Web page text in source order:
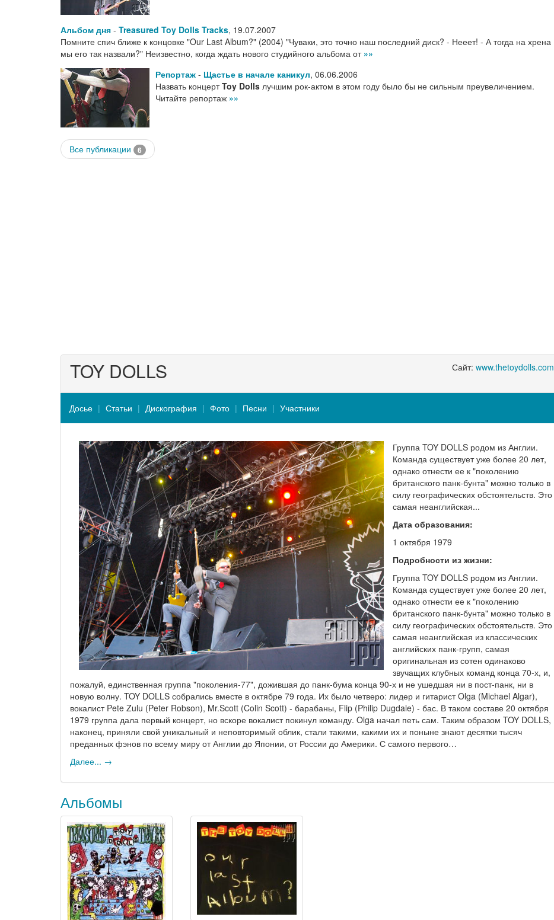
Альбом дня - Treasured Toy Dolls Tracks, 19.07.2007
Помните спич ближе к концовке "Our Last Album?" (2004) "Чуваки, это точно наш последний диск? - Нееет! - А тогда на хрена
мы его так назвали?" Неизвестно, когда ждать нового студийного альбома от »»
Репортаж - Щастье в начале каникул, 06.06.2006
Назвать концертToy Dolls лучшим рок-актом в этом году было бы не сильным преувеличением.
Читайте репортаж »»
Все публикации 6
Сайт: www.thetoydolls.com
TOY DOLLS
Досье Статьи Дискография Фото Песни Участники
Группа TOY DOLLS родом из Англии.
Команда существует уже более 20 лет,
однако отнести ее к "поколению
британского панк-бунта" можно только в
силу географических обстоятельств. Это
самая неанглийская...
Дата образования:
1 октября 1979
Подробности из жизни:
Группа TOY DOLLS родом из Англии.
Команда существует уже более 20 лет,
однако отнести ее к "поколению
британского панк-бунта" можно только в
силу географических обстоятельств. Это
самая неанглийская из классических
английских панк-групп, самая
оригинальная из сотен одинаково
звучащих клубных команд конца 70-х, и,
пожалуй, единственная группа "поколения-77", дожившая до панк-бума конца 90-х и не ушедшая ни в пост-панк, ни в
новую волну. TOY DOLLS собрались вместе в октябре 79 года. Их было четверо: лидер и гитарист Olga (Michael Algar),
вокалист Pete Zulu (Peter Robson), Mr.Scott (Colin Scott) - барабаны, Flip (Philip Dugdale) - бас. В таком составе 20 октября
1979 группа дала первый концерт, но вскоре вокалист покинул команду. Olga начал петь сам. Таким образом TOY DOLLS,
наконец, приняли свой уникальный и неповторимый облик, стали такими, какими их и поныне знают десятки тысяч
преданных фэнов по всему миру от Англии до Японии, от России до Америки. С самого первого…
Далее... →
Альбомы